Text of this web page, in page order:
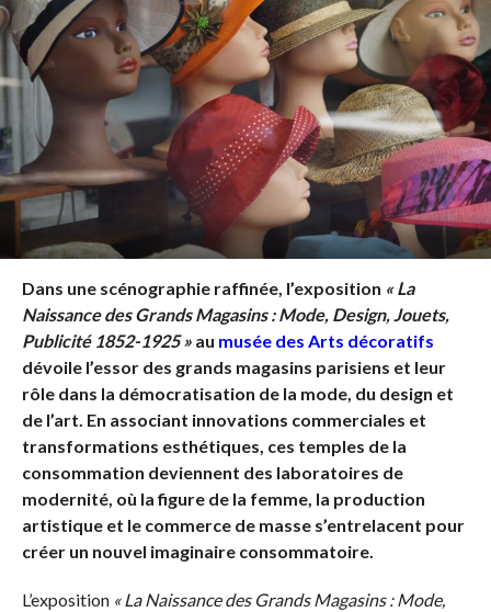
Dans une scénographie raffinée, l’exposition « La
Naissance des Grands Magasins : Mode, Design, Jouets,
Publicité 1852-1925 »au musée des Arts décoratifs
dévoile l’essor des grands magasins parisiens et leur
rôle dans la démocratisation de la mode, du design et
de l’art. En associant innovations commerciales et
transformations esthétiques, ces temples de la
consommation deviennent des laboratoires de
modernité, où la figure de la femme, la production
artistique et le commerce de masse s’entrelacent pour
créer un nouvel imaginaire consommatoire.
L’exposition « La Naissance des Grands Magasins : Mode,